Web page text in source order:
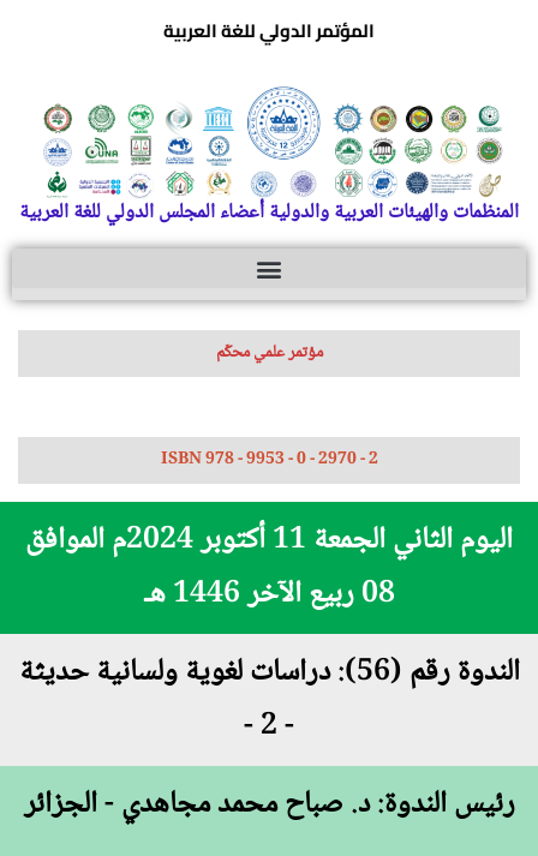
المؤتمر الدولي للغة العربية
المنظمات والهيئات العربية والدولية أعضاء المجلس الدولي للغة العربية
مؤتمر علمي محكّم
ISBN 978 - 9953 - 0 - 2970 - 2
اليوم الثاني الجمعة 11 أكتوبر 2024م الموافق
08 ربيع الآخر 1446 هـ
الندوة رقم (56): دراسات لغوية ولسانية حديثة
- 2 -
رئيس الندوة: د. صباح محمد مجاهدي - الجزائر